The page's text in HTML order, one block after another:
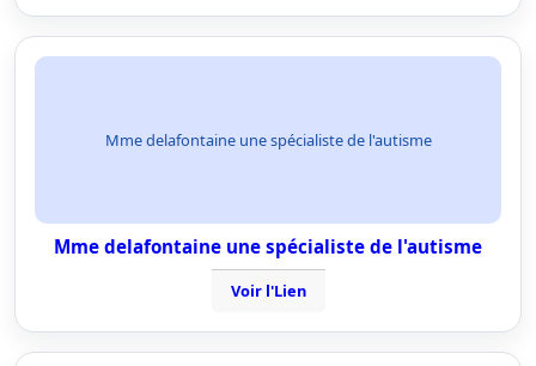
Mme delafontaine une spécialiste de l'autisme
Mme delafontaine une spécialiste de l'autisme
Voir l'Lien